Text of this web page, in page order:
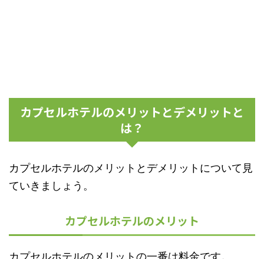
カプセルホテルのメリットとデメリットと
は？
カプセルホテルのメリットとデメリットについて見
ていきましょう。
カプセルホテルのメリット
カプセルホテルのメリットの一番は料金です。